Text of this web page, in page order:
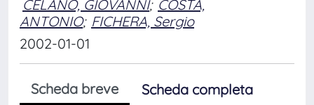
CELANO, GIOVANNI; COSTA,
ANTONIO; FICHERA, Sergio
2002-01-01
Scheda breve
Scheda completa